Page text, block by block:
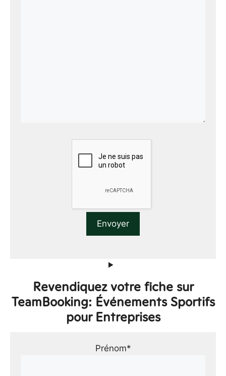
Revendiquez votre fiche sur
TeamBooking: Événements Sportifs
pour Entreprises
Prénom*